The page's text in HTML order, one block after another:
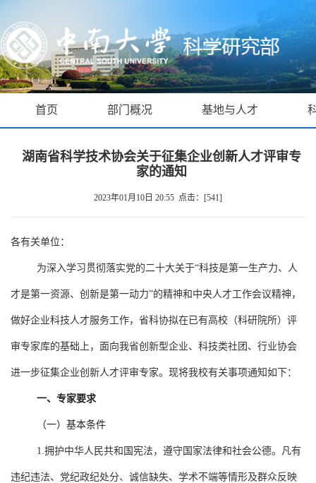
首页 部门概况 基地与人才
湖南省科学技术协会关于征集企业创新人才评审专
家的通知
2023年01月10日 20:55 点击：[541]
各有关单位：
为深入学习贯彻落实党的二十大关于“科技是第一生产力、人
才是第一资源、创新是第一动力”的精神和中央人才工作会议精神，
做好企业科技人才服务工作，省科协拟在已有高校（科研院所）评
审专家库的基础上，面向我省创新型企业、科技类社团、行业协会
进一步征集企业创新人才评审专家。现将我校有关事项通知如下：
一、专家要求
（一）基本条件
1.拥护中华人民共和国宪法，遵守国家法律和社会公德。凡有
违纪违法、党纪政纪处分、诚信缺失、学术不端等情形及群众反映